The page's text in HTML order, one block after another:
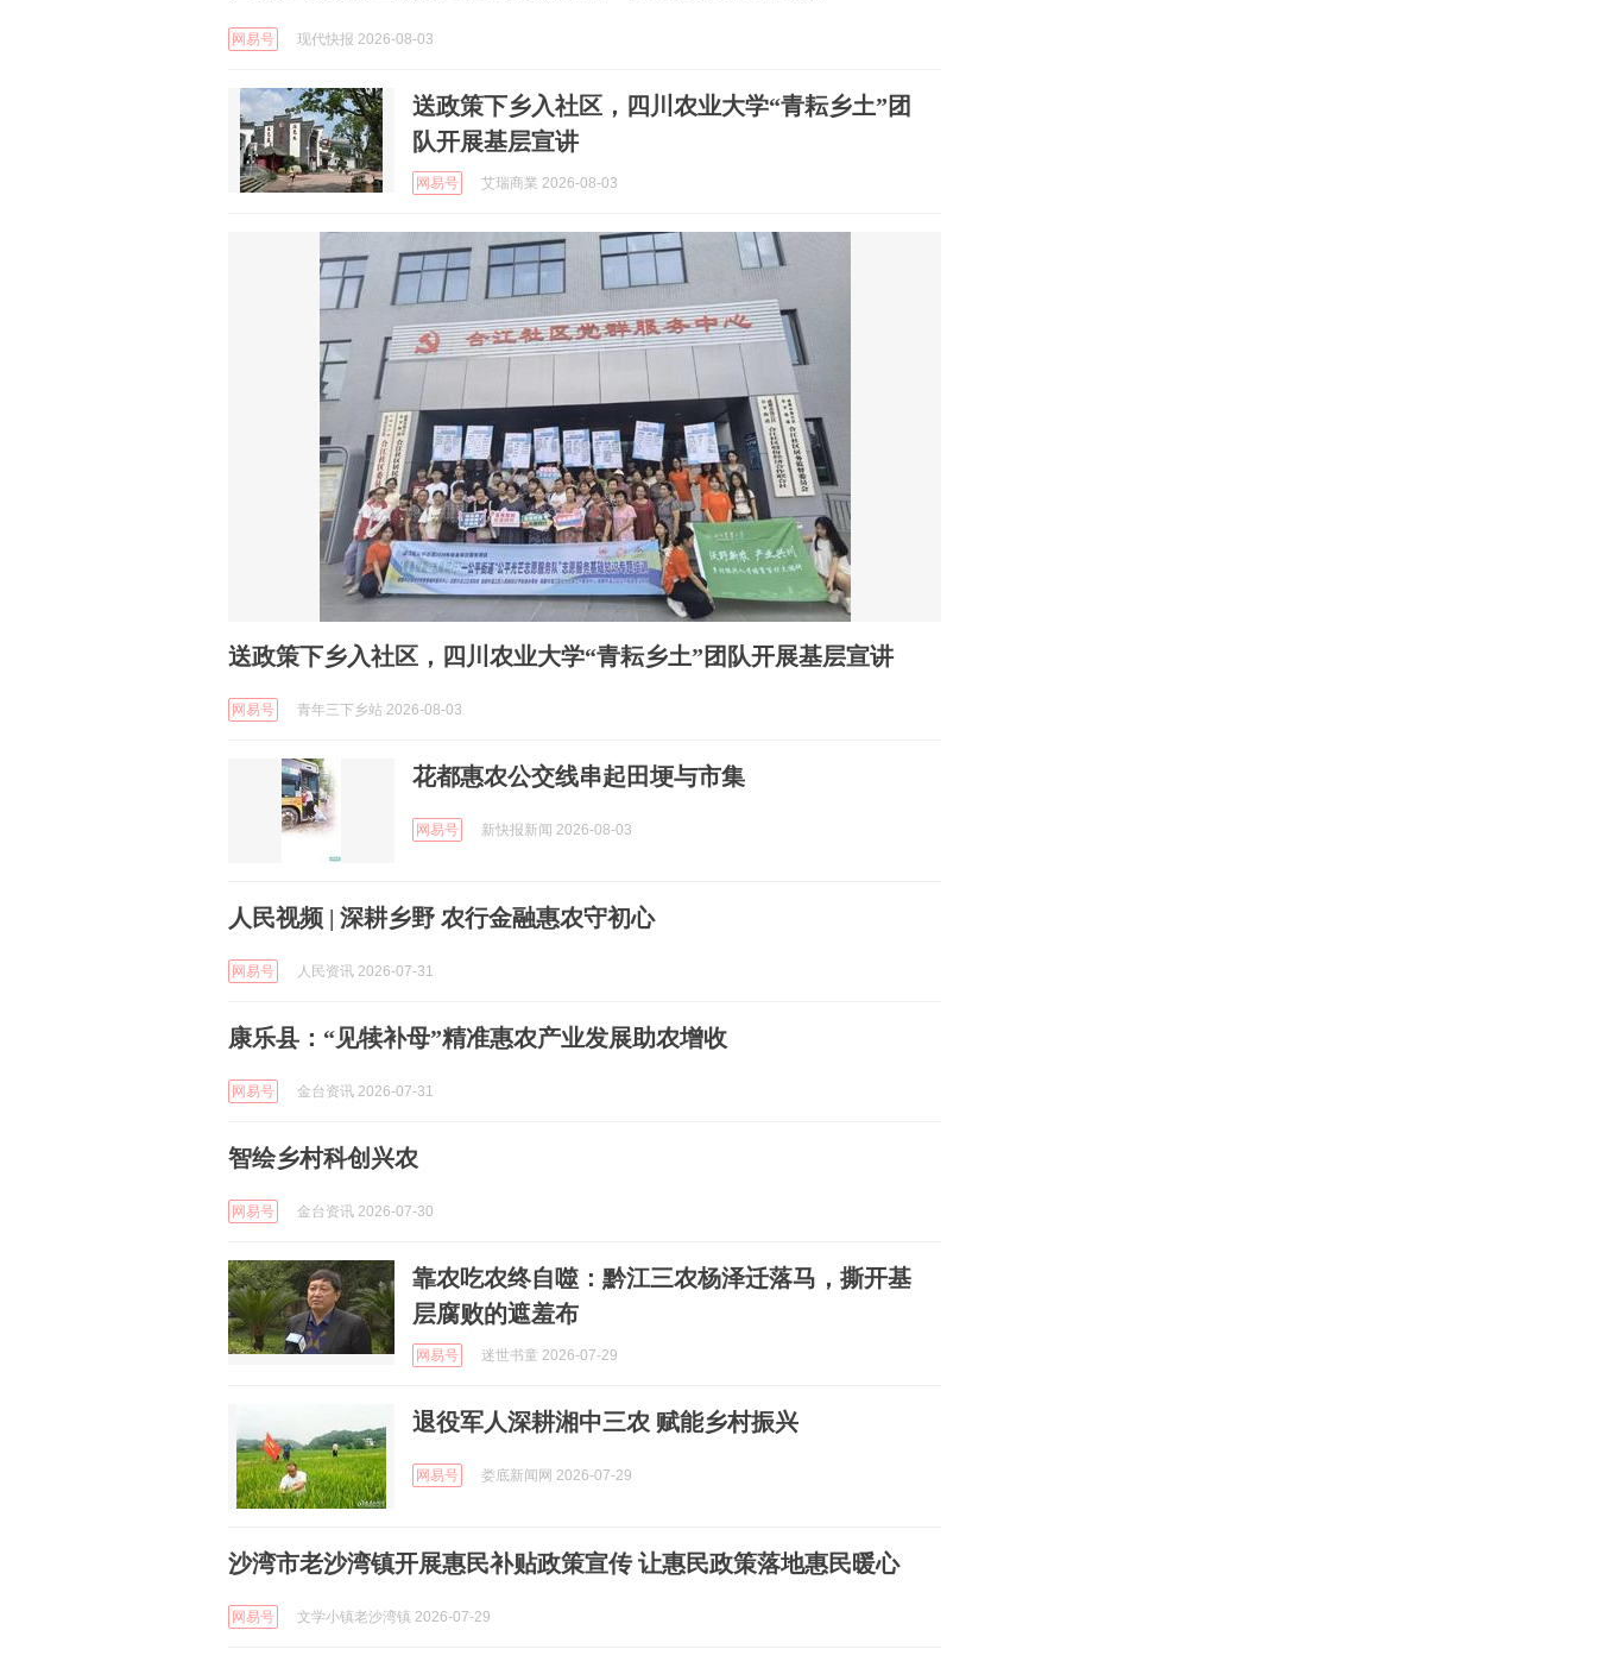
网易号 现代快报 2026-08-03
送政策下乡入社区，四川农业大学“青耘乡土”团
队开展基层宣讲
网易号 艾瑞商業 2026-08-03
送政策下乡入社区，四川农业大学“青耘乡土”团队开展基层宣讲
网易号 青年三下乡站 2026-08-03
花都惠农公交线串起田埂与市集
网易号 新快报新闻 2026-08-03
人民视频 | 深耕乡野 农行金融惠农守初心
网易号 人民资讯 2026-07-31
康乐县：“见犊补母”精准惠农产业发展助农增收
网易号 金台资讯 2026-07-31
智绘乡村科创兴农
网易号 金台资讯 2026-07-30
靠农吃农终自噬：黔江三农杨泽迁落马，撕开基
层腐败的遮羞布
网易号 迷世书童 2026-07-29
退役军人深耕湘中三农 赋能乡村振兴
网易号 娄底新闻网 2026-07-29
沙湾市老沙湾镇开展惠民补贴政策宣传 让惠民政策落地惠民暖心
网易号 文学小镇老沙湾镇 2026-07-29